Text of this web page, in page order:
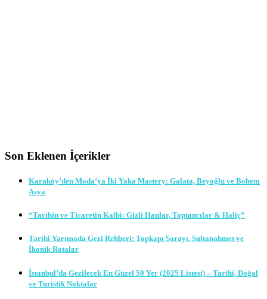
Son Eklenen İçerikler
Karaköy’den Moda’ya İki Yaka Mastery: Galata, Beyoğlu ve Bohem
Asya
“Tarihin ve Ticaretin Kalbi: Gizli Hanlar, Toptancılar & Haliç”
Tarihi Yarımada Gezi Rehberi: Topkapı Sarayı, Sultanahmet ve
İkonik Rotalar
İstanbul’da Gezilecek En Güzel 50 Yer (2025 Listesi) – Tarihi, Doğal
ve Turistik Noktalar